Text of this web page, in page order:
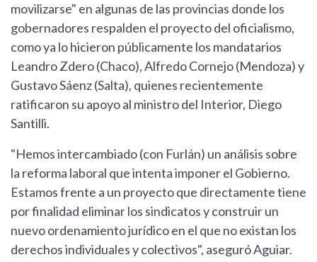
movilizarse" en algunas de las provincias donde los
gobernadores respalden el proyecto del oficialismo,
como ya lo hicieron públicamente los mandatarios
Leandro Zdero (Chaco), Alfredo Cornejo (Mendoza) y
Gustavo Sáenz (Salta), quienes recientemente
ratificaron su apoyo al ministro del Interior, Diego
Santilli.
"Hemos intercambiado (con Furlán) un análisis sobre
la reforma laboral que intenta imponer el Gobierno.
Estamos frente a un proyecto que directamente tiene
por finalidad eliminar los sindicatos y construir un
nuevo ordenamiento jurídico en el que no existan los
derechos individuales y colectivos", aseguró Aguiar.